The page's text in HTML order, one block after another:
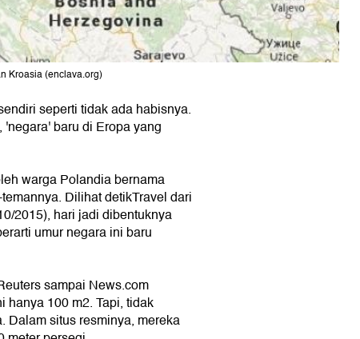
Kroasia (enclava.org)
seperti tidak ada habisnya.
baru di Eropa yang
warga Polandia bernama
Dilihat detikTravel dari
2015), hari jadi dibentuknya
umur negara ini baru
sampai News.com
hanya 100 m2. Tapi, tidak
Dalam situs resminya, mereka